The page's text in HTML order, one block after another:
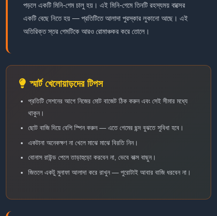
পড়লে একটি মিনি-গেম চালু হয়। এই মিনি-গেমে তিনটি রহস্যময় বাক্সের
একটি বেছে নিতে হয় — প্রতিটিতে আলাদা পুরস্কার লুকানো আছে। এই
অতিরিক্ত স্তর গেমটিকে আরও রোমাঞ্চকর করে তোলে।
স্মার্ট খেলোয়াড়দের টিপস
প্রতিটি সেশনের আগে নিজের মোট বাজেট ঠিক করুন এবং সেই সীমার মধ্যে
থাকুন।
ছোট বাজি দিয়ে বেশি স্পিন করুন — এতে গেমের ছন্দ বুঝতে সুবিধা হবে।
একটানা অনেকক্ষণ না খেলে মাঝে মাঝে বিরতি নিন।
বোনাস রাউন্ড পেলে তাড়াহুড়ো করবেন না, ভেবে বাক্স বাছুন।
জিতলে একটু মুনাফা আলাদা করে রাখুন — পুরোটাই আবার বাজি ধরবেন না।